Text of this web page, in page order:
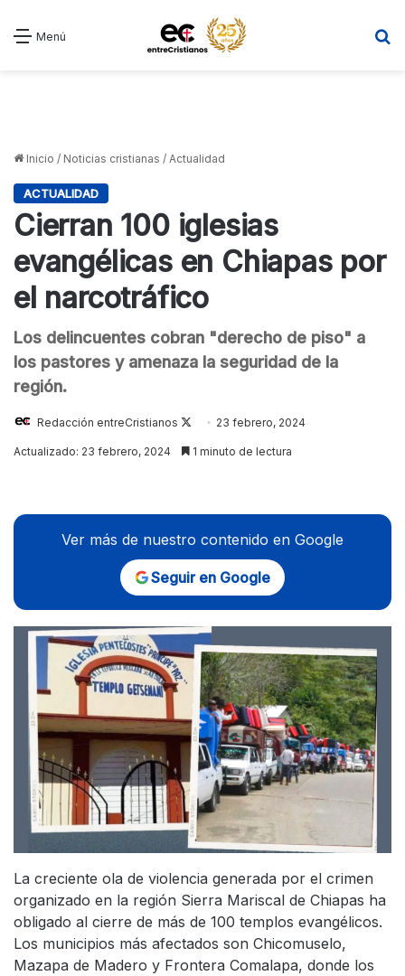
Menú
Inicio / Noticias cristianas / Actualidad
ACTUALIDAD
Cierran 100 iglesias
evangélicas en Chiapas por
el narcotráfico
Los delincuentes cobran "derecho de piso" a
los pastores y amenaza la seguridad de la
región.
Redacción entreCristianos
Follow23 febrero, 2024
Actualizado: 23 febrero, 2024 1 minuto de lectura
Ver más de nuestro contenido en Google
Seguir en Google
La creciente ola de violencia generada por el crimen
organizado en la región Sierra Mariscal de Chiapas ha
obligado al cierre de más de 100 templos evangélicos.
Los municipios más afectados son Chicomuselo,
Mazapa de Madero y Frontera Comalapa, donde los